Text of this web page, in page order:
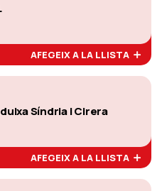
AFEGEIX A LA LLISTA
Síndria i Cirera
AFEGEIX A LA LLISTA